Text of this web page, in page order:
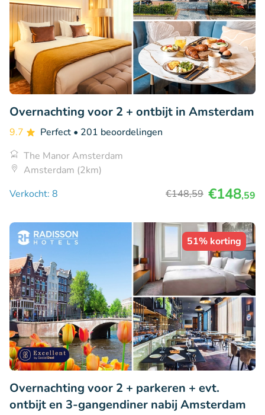
Overnachting voor 2 + ontbijt in Amsterdam
9.7 Perfect • 201 beoordelingen
The Manor Amsterdam
Amsterdam (2km)
Verkocht: 8
€148,59 €148,59
51% korting
Overnachting voor 2 + parkeren + evt.
ontbijt en 3-gangendiner nabij Amsterdam